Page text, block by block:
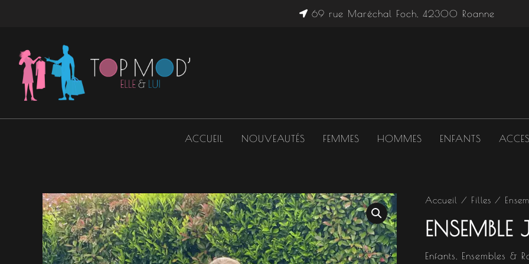
69 rue Maréchal Foch, 42300 Roanne
ACCUEIL NOUVEAUTÉS FEMMES HOMMES ENFANTS
Accueil / Filles /
ENSEMBLE
Enfants Ensembles &
quantité
Ensemble
Juliette